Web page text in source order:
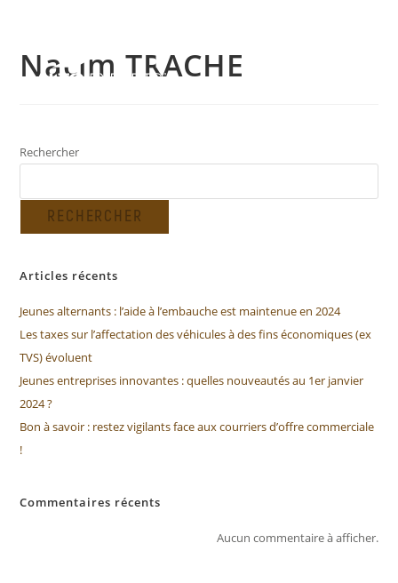
Nacim TRACHE
Rechercher
RECHERCHER
Articles récents
Jeunes alternants : l’aide à l’embauche est maintenue en 2024
Les taxes sur l’affectation des véhicules à des fins économiques (ex
TVS) évoluent
Jeunes entreprises innovantes : quelles nouveautés au 1er janvier
2024 ?
Bon à savoir : restez vigilants face aux courriers d’offre commerciale
!
Commentaires récents
Aucun commentaire à afficher.